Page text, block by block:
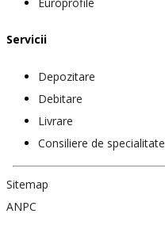
Servicii
Depozitare
Debitare
Livrare
Consiliere de specialitate
Sitemap
ANPC